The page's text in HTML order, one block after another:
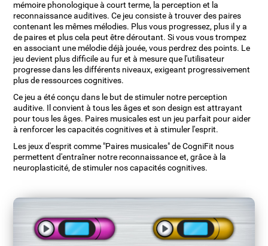
mémoire phonologique à court terme, la perception et la
reconnaissance auditives. Ce jeu consiste à trouver des paires
contenant les mêmes mélodies. Plus vous progressez, plus il y a
de paires et plus cela peut être déroutant. Si vous vous trompez
en associant une mélodie déjà jouée, vous perdrez des points. Le
jeu devient plus difficile au fur et à mesure que l'utilisateur
progresse dans les différents niveaux, exigeant progressivement
plus de ressources cognitives.
Ce jeu a été conçu dans le but de stimuler notre perception
auditive. Il convient à tous les âges et son design est attrayant
pour tous les âges. Paires musicales est un jeu parfait pour aider
à renforcer les capacités cognitives et à stimuler l'esprit.
Les jeux d'esprit comme "Paires musicales" de CogniFit nous
permettent d'entraîner notre reconnaissance et, grâce à la
neuroplasticité, de stimuler nos capacités cognitives.